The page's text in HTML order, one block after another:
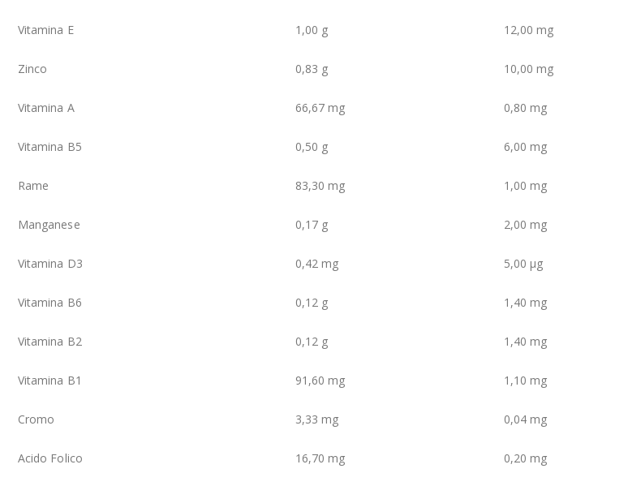
Vitamina E 1,00 g 12,00 mg
Zinco 0,83 g 10,00 mg
Vitamina A 66,67 mg 0,80 mg
Vitamina B5 0,50 g 6,00 mg
Rame 83,30 mg 1,00 mg
Manganese 0,17 g 2,00 mg
Vitamina D3 0,42 mg 5,00 µg
Vitamina B6 0,12 g 1,40 mg
Vitamina B2 0,12 g 1,40 mg
Vitamina B1 91,60 mg 1,10 mg
Cromo 3,33 mg 0,04 mg
Acido Folico 16,70 mg 0,20 mg